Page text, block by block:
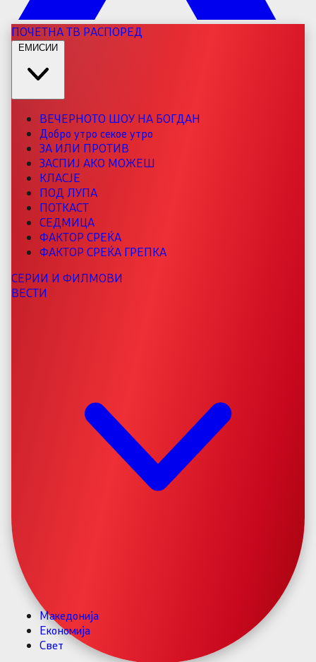
ПОЧЕТНАТВ РАСПОРЕД
ЕМИСИИ
ВЕЧЕРНОТО ШОУ НА БОГДАН
Добро утро секое утро
ЗА ИЛИ ПРОТИВ
ЗАСПИЈ АКО МОЖЕШ
КЛАСЈЕ
ПОД ЛУПА
ПОТКАСТ
СЕДМИЦА
ФАКТОР СРЕЌА
ФАКТОР СРЕЌА ГРЕПКА
СЕРИИ И ФИЛМОВИ
ВЕСТИ
Македонија
Економија
Свет